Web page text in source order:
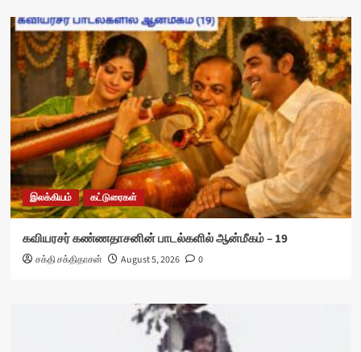
இலக்கியம் கட்டுரைகள்
கவியரசர் கண்ணதாசனின் பாடல்களில் ஆன்மீகம் – 19
சக்தி சக்திதாசன் August 5, 2026 0